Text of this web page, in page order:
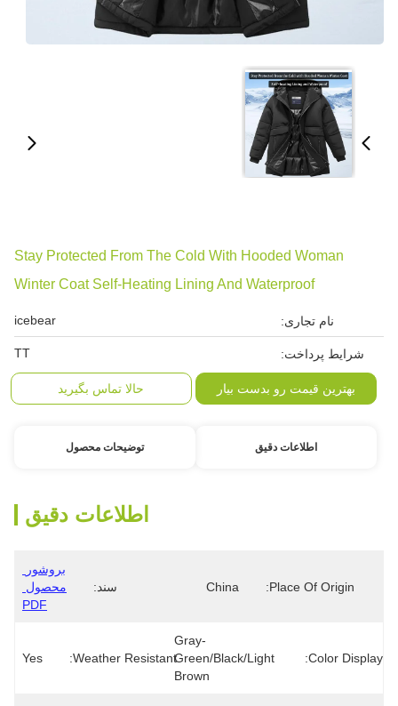
Stay Protected From The Cold With Hooded Woman
Winter Coat Self-Heating Lining And Waterproof
نام تجاری: icebear
شرایط پرداخت: TT
بهترین قیمت رو بدست بیار حالا تماس بگیرید
اطلاعات دقیق توضیحات محصول
اطلاعات دقیق
Place Of Origin:
China سند:
PDF
Color Display:
Gray-
Green/Black/Light
Brown
Weather Resistant:
Yes